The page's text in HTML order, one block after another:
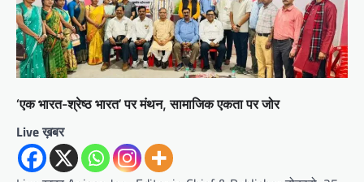
‘एक भारत-श्रेष्ठ भारत’ पर मंथन, सामाजिक एकता पर जोर
Live ख़बर